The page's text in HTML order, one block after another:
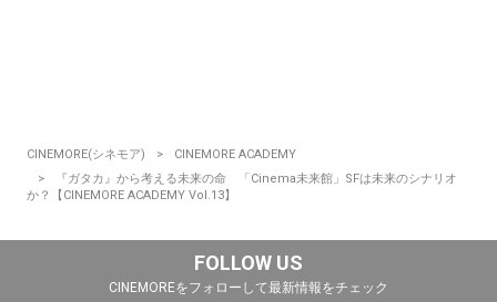
CINEMORE(シネモア)
CINEMORE ACADEMY
『ガタカ』から考える未来の命 「Cinema未来館」SFは未来のシナリオ
か？【CINEMORE ACADEMY Vol.13】
FOLLOW US
CINEMOREをフォローして最新情報をチェック